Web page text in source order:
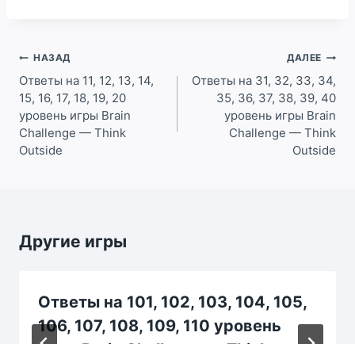
Навигация
по
записям
НАЗАД
Ответы на 11, 12, 13, 14,
15, 16, 17, 18, 19, 20
уровень игры Brain
Challenge — Think
Outside
ДАЛЕЕ
Ответы на 31, 32, 33, 34,
35, 36, 37, 38, 39, 40
уровень игры Brain
Challenge — Think
Outside
Другие игры
Ответы на 101, 102, 103, 104, 105,
106, 107, 108, 109, 110 уровень